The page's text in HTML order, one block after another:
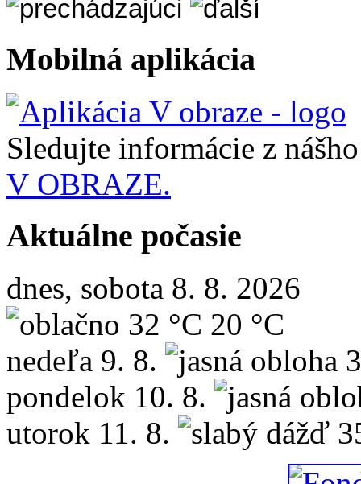
Mobilná aplikácia
Sledujte informácie z
V OBRAZE.
Aktuálne počasie
dnes, sobota 8. 8. 2026
32 °C 20 °C
nedeľa 9. 8.
pondelok 10. 8.
utorok 11. 8.